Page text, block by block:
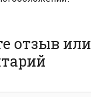
отзыв или